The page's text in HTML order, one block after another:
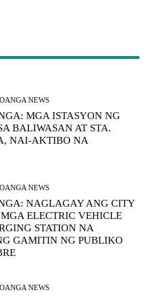
NEWS
MGA ISTASYON NG
BALIWASAN AT STA.
NAI-AKTIBO NA
NEWS
NAGLAGAY ANG CITY
ELECTRIC VEHICLE
STATION NA
GAMITIN NG PUBLIKO
NEWS